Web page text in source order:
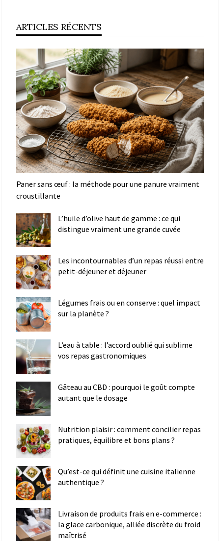
ARTICLES RÉCENTS
Paner sans œuf : la méthode pour une panure vraiment
croustillante
L’huile d’olive haut de gamme : ce qui
distingue vraiment une grande cuvée
Les incontournables d’un repas réussi entre
petit-déjeuner et déjeuner
Légumes frais ou en conserve : quel impact
sur la planète ?
L’eau à table : l’accord oublié qui sublime
vos repas gastronomiques
Gâteau au CBD : pourquoi le goût compte
autant que le dosage
Nutrition plaisir : comment concilier repas
pratiques, équilibre et bons plans ?
Qu’est-ce qui définit une cuisine italienne
authentique ?
Livraison de produits frais en e-commerce :
la glace carbonique, alliée discrète du froid
maîtrisé